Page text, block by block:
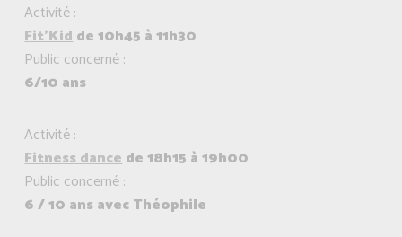
Activité :
Fit'Kidde 10h45 à 11h30
Public concerné :
6/10 ans
Activité :
Fitness dancede 18h15 à 19h00
Public concerné :
6 / 10 ans avec Théophile